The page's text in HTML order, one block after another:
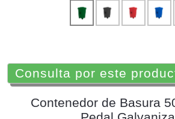
Consulta por este
Contenedor de Basura